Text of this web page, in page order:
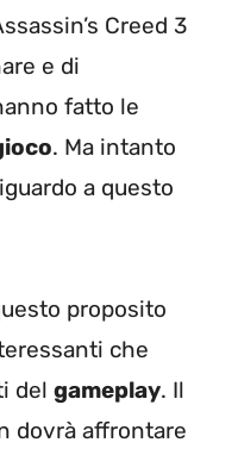
Creed 3
e di
fatto le
. Ma intanto
a questo
proposito
che
del gameplay. Il
dovrà affrontare